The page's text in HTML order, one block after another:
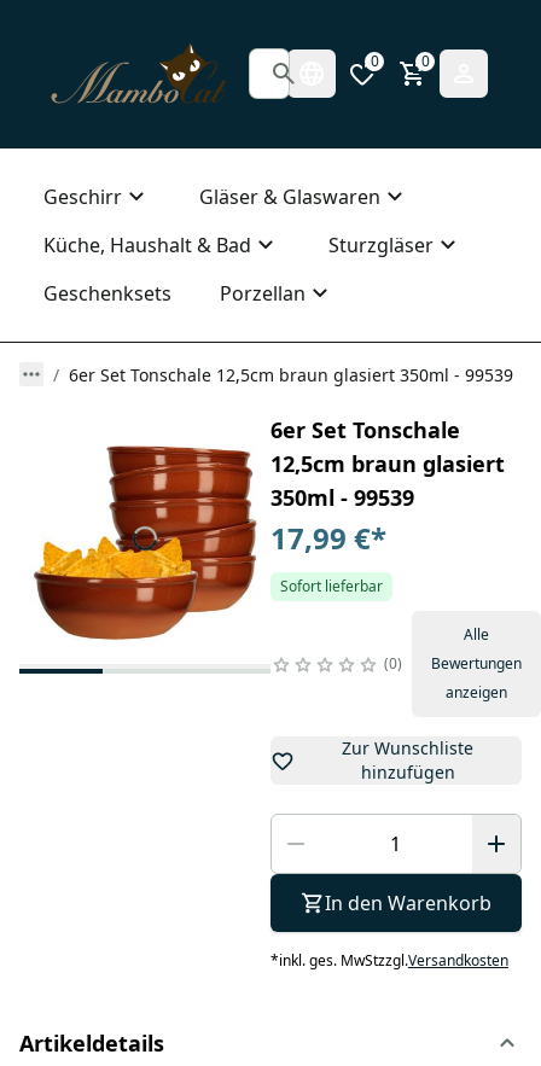
0 0
Geschirr
Gläser & Glaswaren
Küche, Haushalt & Bad
Sturzgläser
Geschenksets
Porzellan
6er Set Tonschale 12,5cm braun glasiert 350ml - 99539
6er Set Tonschale
12,5cm braun glasiert
350ml - 99539
17,99 €*
Sofort lieferbar
0
Alle
Bewertungen
anzeigen
Zur Wunschliste
hinzufügen
In den Warenkorb
*inkl. ges. MwStzzgl.Versandkosten
Artikeldetails